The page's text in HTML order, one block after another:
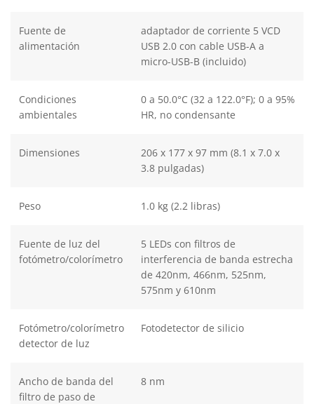
Fuente de
alimentación
adaptador de corriente 5 VCD
USB 2.0 con cable USB-A a
micro-USB-B (incluido)
Condiciones
ambientales
0 a 50.0°C (32 a 122.0°F); 0 a 95%
HR, no condensante
Dimensiones
206 x 177 x 97 mm (8.1 x 7.0 x
3.8 pulgadas)
Peso 1.0 kg (2.2 libras)
Fuente de luz del
fotómetro/colorímetro
5 LEDs con filtros de
interferencia de banda estrecha
de 420nm, 466nm, 525nm,
575nm y 610nm
Fotómetro/colorímetro
detector de luz
Fotodetector de silicio
Ancho de banda del
filtro de paso de
8 nm